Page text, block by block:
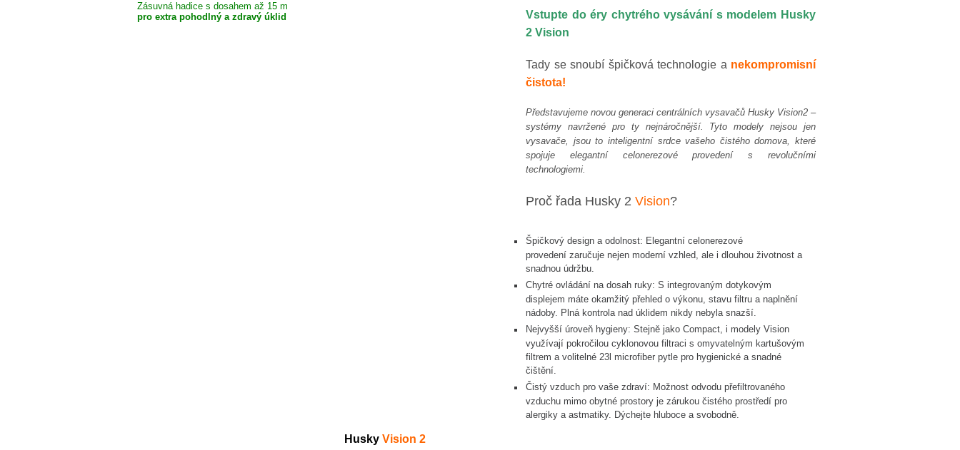
Zásuvná hadice s dosahem až 15 m
pro extra pohodlný a zdravý úklid
Vstupte do éry chytrého vysávání s modelem Husky
2 Vision
Tady se snoubí špičková technologie a nekompromisní
čistota!
Představujeme novou generaci centrálních vysavačů Husky Vision2 –
systémy navržené pro ty nejnáročnější. Tyto modely nejsou jen
vysavače, jsou to inteligentní srdce vašeho čistého domova, které
spojuje elegantní celonerezové provedení s revolučními
technologiemi.
Proč řada Husky 2 Vision?
Špičkový design a odolnost: Elegantní celonerezové
provedení zaručuje nejen moderní vzhled, ale i dlouhou životnost a
snadnou údržbu.
Chytré ovládání na dosah ruky: S integrovaným dotykovým
displejem máte okamžitý přehled o výkonu, stavu filtru a naplnění
nádoby. Plná kontrola nad úklidem nikdy nebyla snazší.
Nejvyšší úroveň hygieny: Stejně jako Compact, i modely Vision
využívají pokročilou cyklonovou filtraci s omyvatelným kartušovým
filtrem a volitelné 23l microfiber pytle pro hygienické a snadné
čištění.
Čistý vzduch pro vaše zdraví: Možnost odvodu přefiltrovaného
vzduchu mimo obytné prostory je zárukou čistého prostředí pro
alergiky a astmatiky. Dýchejte hluboce a svobodně.
Husky Vision 2